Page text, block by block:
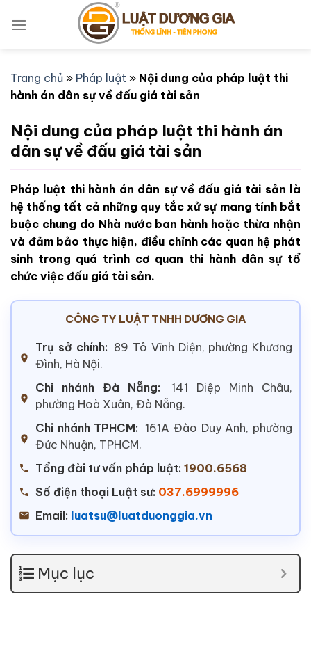
qua
Trang chủ » Pháp luật » Nội dung của pháp luật thi
hành án dân sự về đấu giá tài sản
Nội dung của pháp luật thi hành án
dân sự về đấu giá tài sản
Pháp luật thi hành án dân sự về đấu giá tài sản là
hệ thống tất cả những quy tắc xử sự mang tính bắt
buộc chung do Nhà nước ban hành hoặc thừa nhận
và đảm bảo thực hiện, điều chỉnh các quan hệ phát
sinh trong quá trình cơ quan thi hành dân sự tổ
chức việc đấu giá tài sản.
CÔNG TY LUẬT TNHH DƯƠNG GIA
Trụ sở chính: 89 Tô Vĩnh Diện, phường Khương
Đình, Hà Nội.
Chi nhánh Đà Nẵng:
141 Diệp Minh Châu,
phường Hoà Xuân, Đà Nẵng.
Chi nhánh TPHCM: 161A Đào Duy Anh, phường
Đức Nhuận, TPHCM.
Tổng đài tư vấn pháp luật: 1900.6568
Số điện thoại Luật sư: 037.6999996
Email: luatsu@luatduonggia.vn
Mục lục